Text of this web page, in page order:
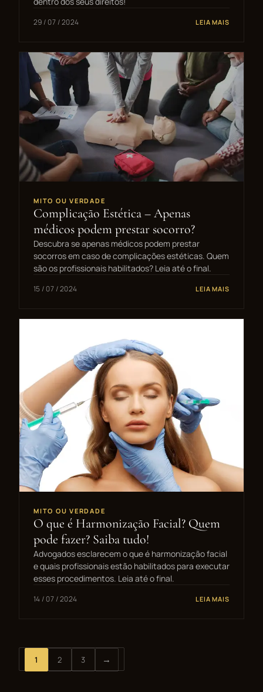
29 / 07 / 2024 LEIA MAIS
MITO OU VERDADE
Complicação Estética – Apenas
médicos podem prestar socorro?
Descubra se apenas médicos podem prestar
socorros em caso de complicações estéticas. Quem
são os profissionais habilitados? Leia até o final.
15 / 07 / 2024 LEIA MAIS
MITO OU VERDADE
O que é Harmonização Facial? Quem
pode fazer? Saiba tudo!
Advogados esclarecem o que é harmonização facial
e quais profissionais estão habilitados para executar
esses procedimentos. Leia até o final.
14 / 07 / 2024 LEIA MAIS
1 2 3 Próximos
→